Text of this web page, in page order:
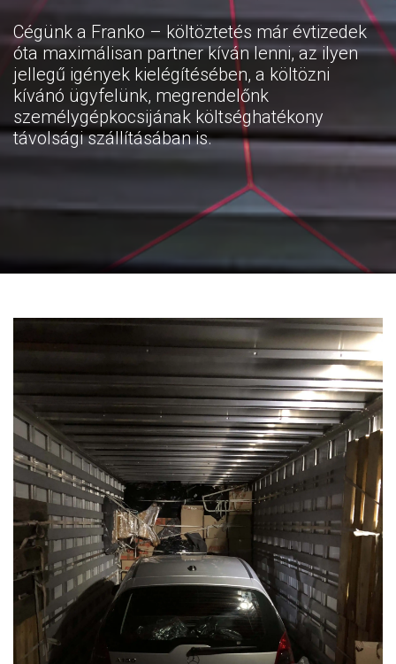
Cégünk a Franko – költöztetés már évtizedek
óta maximálisan partner kíván lenni, az ilyen
jellegű igények kielégítésében, a költözni
kívánó ügyfelünk, megrendelőnk
személygépkocsijának költséghatékony
távolsági szállításában is.